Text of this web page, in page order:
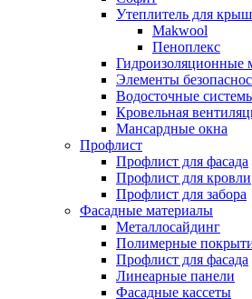
Утеплитель для
Makwool
Пеноплекс
Гидроизоляционные
Элементы
Водосточные
Кровельная
Мансардные окна
Профлист
Профлист для фасада
Профлист для кровли
Профлист для забора
Фасадные материалы
Металлосайдинг
Полимерные
Профлист для фасада
Линеарные панели
Фасадные кассеты